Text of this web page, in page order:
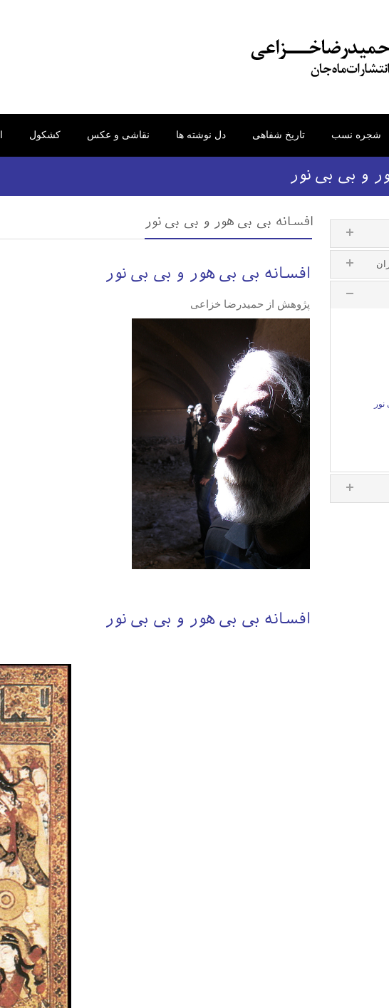
شجره نسب تاریخ شفاهی دل نوشته ها نقاشی و عکس کشکول
و بی بی نور
افسانه بی بی هور و بی بی نور
افسانه بی بی هور و بی بی نور
پژوهش از حمیدرضا خزاعی
افسانه بی بی هور و بی بی نور